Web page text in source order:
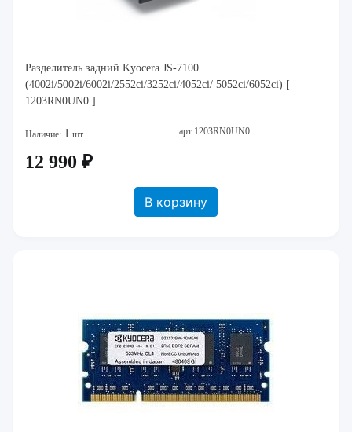
Разделитель задний Kyocera JS-7100
(4002i/5002i/6002i/2552ci/3252ci/4052ci/ 5052ci/6052ci) [
1203RN0UN0 ]
Наличие: 1 шт. арт:1203RN0UN0
12 990 ₽
В корзину